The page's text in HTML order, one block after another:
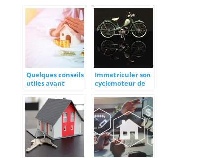
Quelques conseils
utiles avant
dans votre futur
logement.
Immatriculer son
cyclomoteur de
comment le faire
?